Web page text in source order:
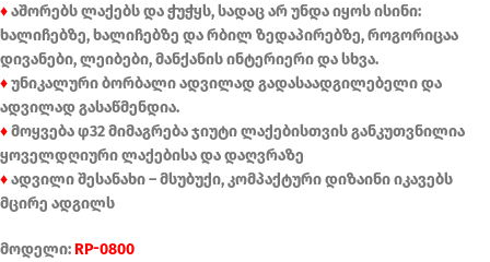
♦აშორებს ლაქებს და ჭუჭყს, სადაც არ უნდა იყოს ისინი:
ხალიჩებზე, ხალიჩებზე და რბილ ზედაპირებზე, როგორიცაა
დივანები, ლეიბები, მანქანის ინტერიერი და სხვა.
♦უნიკალური ბორბალი ადვილად გადასაადგილებელი და
ადვილად გასაწმენდია.
♦მოყვება φ32 მიმაგრება ჯიუტი ლაქებისთვის განკუთვნილია
ყოველდღიური ლაქებისა და დაღვრაზე
♦ადვილი შესანახი – მსუბუქი, კომპაქტური დიზაინი იკავებს
მცირე ადგილს
მოდელი:RP-0800